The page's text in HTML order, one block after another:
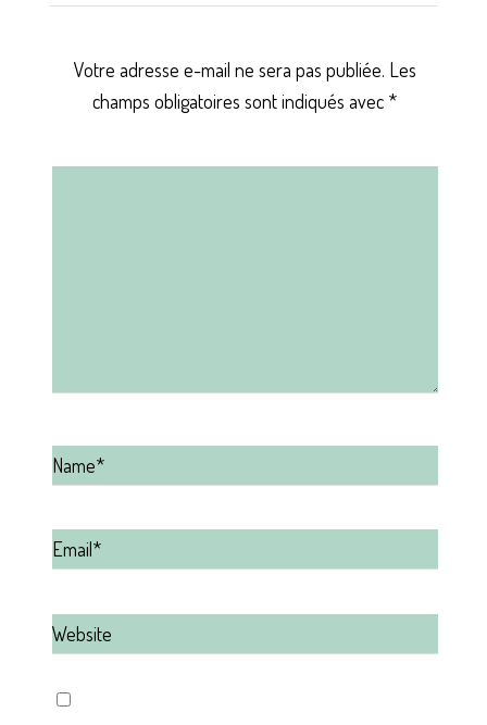
Votre adresse e-mail ne sera pas publiée. Les
champs obligatoires sont indiqués avec *